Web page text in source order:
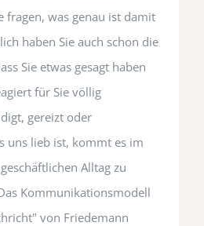
fragen, was genau ist damit
haben Sie auch schon die
Sie etwas gesagt haben
für Sie völlig
gereizt oder
uns lieb ist, kommt es im
Alltag zu
Kommunikationsmodell
von Friedemann